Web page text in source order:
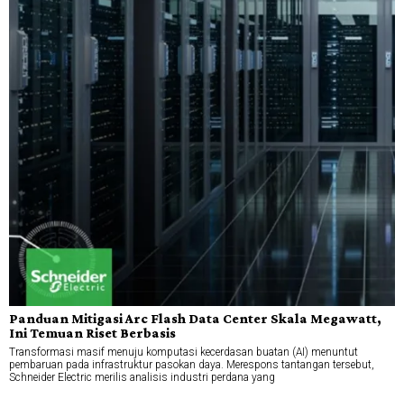
Panduan Mitigasi Arc Flash Data Center Skala Megawatt,
Ini Temuan Riset Berbasis
Transformasi masif menuju komputasi kecerdasan buatan (AI) menuntut
pembaruan pada infrastruktur pasokan daya. Merespons tantangan tersebut,
Schneider Electric merilis analisis industri perdana yang